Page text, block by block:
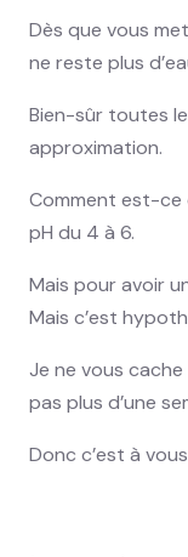
Dès que vous
ne reste plus
Bien-sûr toutes
approximation.
Comment est-ce
pH du 4 à 6.
Mais pour avoir
Mais c’est
Je ne vous
pas plus d’une
Donc c’est à